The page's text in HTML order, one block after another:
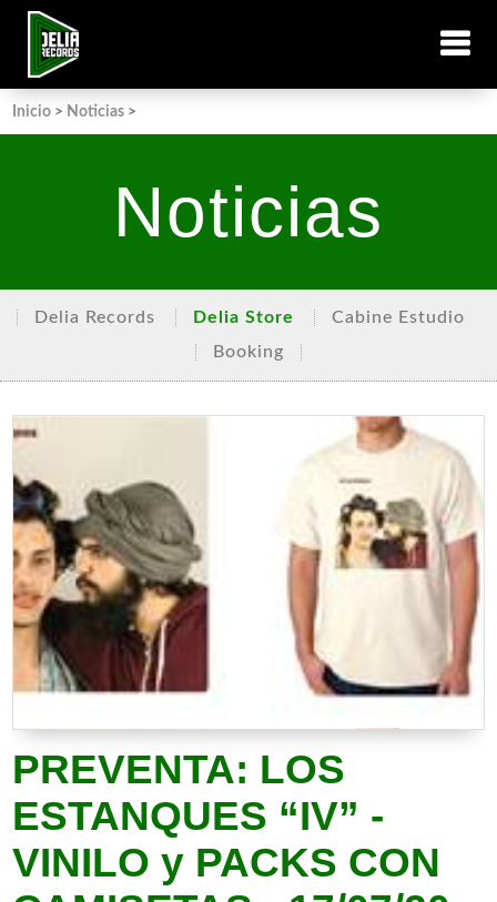
Inicio > Noticias >
Noticias
Delia Records Delia Store
Cabine Estudio
Booking
PREVENTA: LOS
ESTANQUES “IV” -
VINILO y PACKS CON